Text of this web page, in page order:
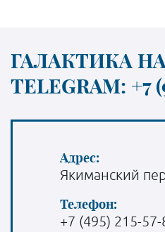
ГАЛАКТИКА
TELEGRAM: +7
Адрес:
Якиманский
Телефон:
+7 (495) 215-57-